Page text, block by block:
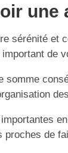
sérénité
de
de